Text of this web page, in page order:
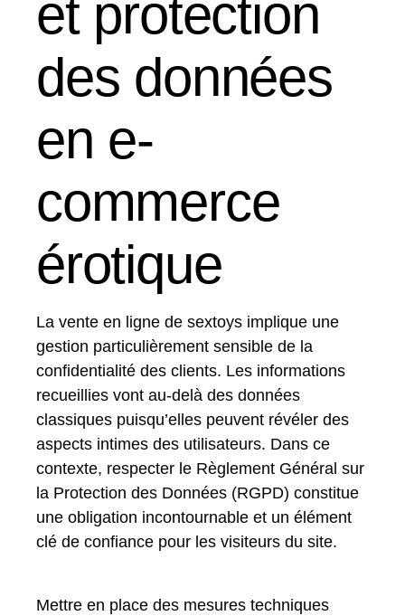
et protection
des données
en e-
commerce
érotique
La vente en ligne de sextoys implique une
gestion particulièrement sensible de la
confidentialité des clients. Les informations
recueillies vont au-delà des données
classiques puisqu’elles peuvent révéler des
aspects intimes des utilisateurs. Dans ce
contexte, respecter le Règlement Général sur
la Protection des Données (RGPD) constitue
une obligation incontournable et un élément
clé de confiance pour les visiteurs du site.
Mettre en place des mesures techniques